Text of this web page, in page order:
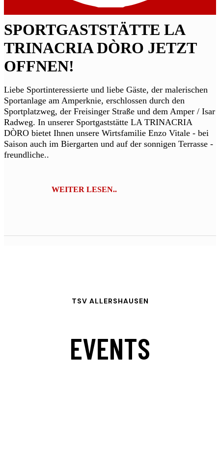
SPORTGASTSTÄTTE LA
TRINACRIA DÒRO JETZT
OFFNEN!
Liebe Sportinteressierte und liebe Gäste, der malerischen
Sportanlage am Amperknie, erschlossen durch den
Sportplatzweg, der Freisinger Straße und dem Amper / Isar
Radweg. In unserer Sportgaststätte LA TRINACRIA
DÒRO bietet Ihnen unsere Wirtsfamilie Enzo Vitale - bei
Saison auch im Biergarten und auf der sonnigen Terrasse -
freundliche..
WEITER LESEN..
TSV ALLERSHAUSEN
EVENTS